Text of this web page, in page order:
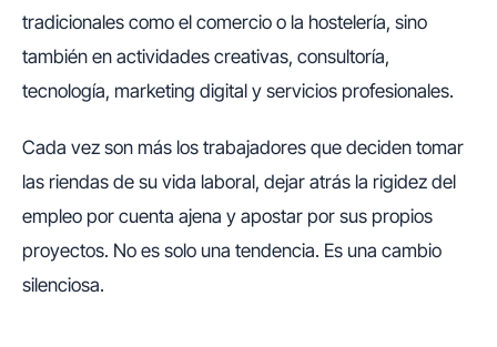
tradicionales como el comercio o la hostelería, sino
también en actividades creativas, consultoría,
tecnología, marketing digital y servicios profesionales.
Cada vez son más los trabajadores que deciden tomar
las riendas de su vida laboral, dejar atrás la rigidez del
empleo por cuenta ajena y apostar por sus propios
proyectos. No es solo una tendencia. Es una cambio
silenciosa.